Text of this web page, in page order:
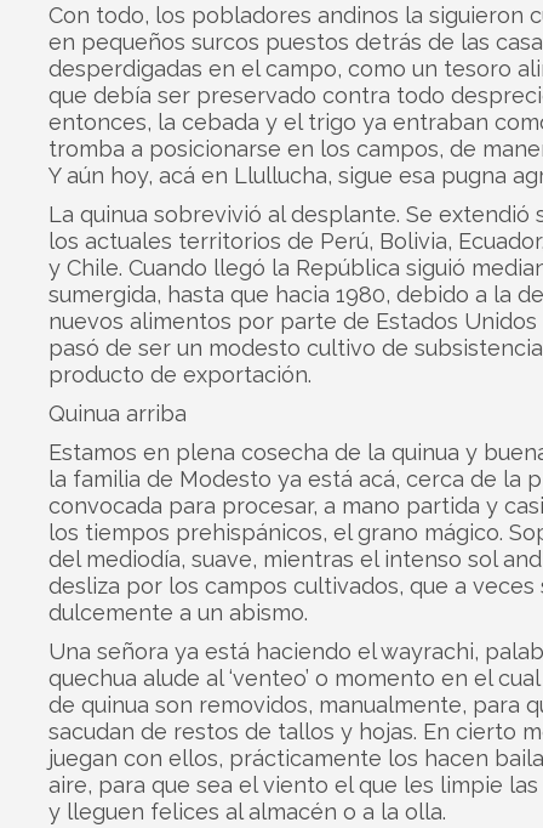
Con todo, los pobladores andinos la siguieron
en pequeños surcos puestos detrás de las
desperdigadas en el campo, como un tesoro
que debía ser preservado contra todo
entonces, la cebada y el trigo ya entraban
tromba a posicionarse en los campos, de
Y aún hoy, acá en Llullucha, sigue esa pugna
La quinua sobrevivió al desplante. Se extendió
los actuales territorios de Perú, Bolivia,
y Chile. Cuando llegó la República siguió
sumergida, hasta que hacia 1980, debido a la
nuevos alimentos por parte de Estados Unidos
pasó de ser un modesto cultivo de
producto de exportación.
Quinua arriba
Estamos en plena cosecha de la quinua y
la familia de Modesto ya está acá, cerca de la
convocada para procesar, a mano partida y
los tiempos prehispánicos, el grano mágico.
del mediodía, suave, mientras el intenso sol
desliza por los campos cultivados, que a veces
dulcemente a un abismo.
Una señora ya está haciendo el wayrachi,
quechua alude al ‘venteo’ o momento en el
de quinua son removidos, manualmente, para
sacudan de restos de tallos y hojas. En cierto
juegan con ellos, prácticamente los hacen
aire, para que sea el viento el que les limpie
y lleguen felices al almacén o a la olla.